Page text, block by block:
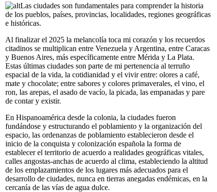
Las ciudades son fundamentales para comprender la historia
de los pueblos, países, provincias, localidades, regiones geográficas
e históricas.
Al finalizar el 2025 la melancolía toca mi corazón y los recuerdos
citadinos se multiplican entre Venezuela y Argentina, entre Caracas
y Buenos Aires, más específicamente entre Mérida y La Plata.
Estas últimas ciudades son parte de mi pertenencia al terruño
espacial de la vida, la cotidianidad y el vivir entre: olores a café,
mate y chocolate; entre sabores y colores primaverales, el vino, el
ron, las arepas, el asado de vacío, la picada, las empanadas y pare
de contar y existir.
En Hispanoamérica desde la colonia, la ciudades fueron
fundándose y estructurando el poblamiento y la organización del
espacio, las ordenanzas de poblamiento establecieron desde el
inicio de la conquista y colonización española la forma de
establecer el territorio de acuerdo a realidades geográficas vitales,
calles angostas-anchas de acuerdo al clima, estableciendo la altitud
de los emplazamientos de los lugares más adecuados para el
desarrollo de ciudades, nunca en tierras anegadas endémicas, en la
cercanía de las vías de agua dulce.